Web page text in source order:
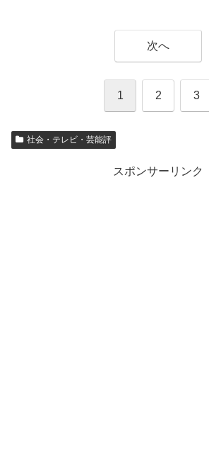
次へ
1 2 3
社会・テレビ・芸能評
スポンサーリンク